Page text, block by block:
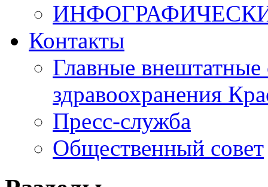
Контакты
Главные внештатные
здравоохранения
Пресс-служба
Общественный совет